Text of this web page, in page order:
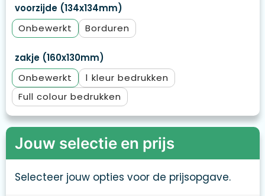
voorzijde (134x134mm)
Onbewerkt
Borduren
zakje (160x130mm)
Onbewerkt
1
Full colour
Jouw selectie en prijs
Selecteer jouw opties voor de prijsopgave.